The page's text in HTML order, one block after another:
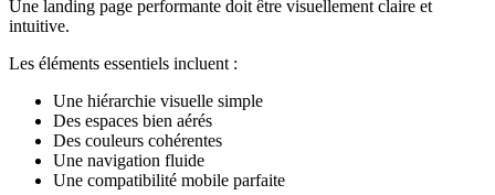
Une landing page performante doit être visuellement claire et
intuitive.
Les éléments essentiels incluent :
Une hiérarchie visuelle simple
Des espaces bien aérés
Des couleurs cohérentes
Une navigation fluide
Une compatibilité mobile parfaite